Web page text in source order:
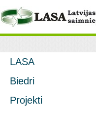
LASA
Biedri
Projekti